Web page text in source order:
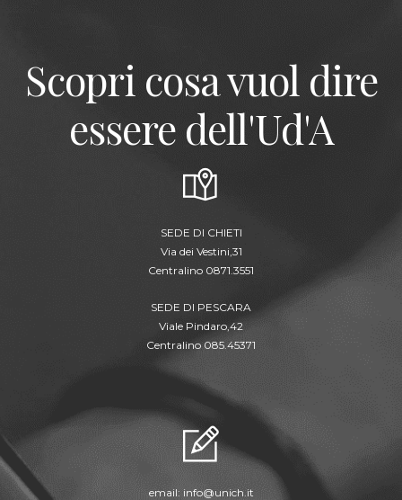
Scopri cosa vuol dire
essere dell'Ud'A
SEDE DI CHIETI
Via dei Vestini,31
Centralino 0871.3551
SEDE DI PESCARA
Viale Pindaro,42
Centralino 085.45371
email: info@unich.it